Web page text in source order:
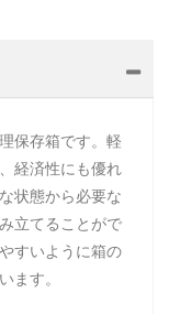
保存箱です。軽
経済性にも優れ
状態から必要な
立てることがで
すいように箱の
ます。